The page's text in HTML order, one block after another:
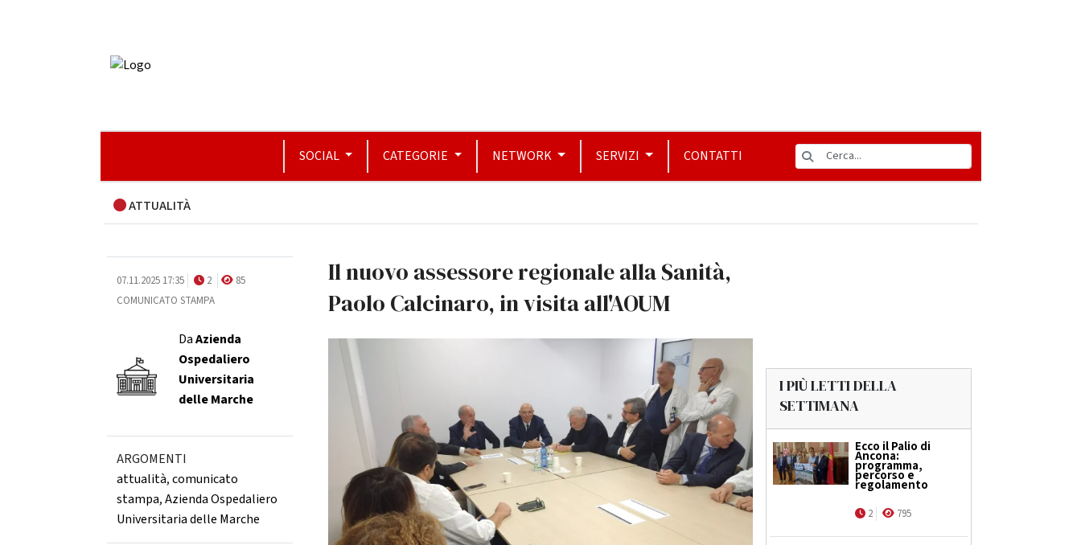
SOCIAL CATEGORIE NETWORK SERVIZI CONTATTI
ATTUALITÀ
07.11.2025 17:35 2
85
COMUNICATO STAMPA
DaAzienda
Ospedaliero
Universitaria
delle Marche
ARGOMENTI
attualità,comunicato
stampa,Azienda Ospedaliero
Universitaria delle Marche
Il nuovo assessore regionale alla Sanità,
Paolo Calcinaro, in visita all'AOUM
I PIÙ LETTI DELLA
SETTIMANA
Ecco il Palio di
Ancona:
programma,
percorso e
regolamento
2 795